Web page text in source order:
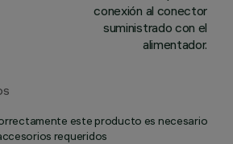
conexión al conector
suministrado con el
alimentador.
este producto es necesario
requeridos